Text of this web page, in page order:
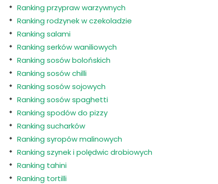
Ranking przypraw warzywnych
Ranking rodzynek w czekoladzie
Ranking salami
Ranking serków waniliowych
Ranking sosów bolońskich
Ranking sosów chilli
Ranking sosów sojowych
Ranking sosów spaghetti
Ranking spodów do pizzy
Ranking sucharków
Ranking syropów malinowych
Ranking szynek i polędwic drobiowych
Ranking tahini
Ranking tortilli